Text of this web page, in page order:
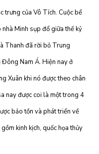
trưng của Vô Tích. Cuộc bể
Minh sụp đổ giữa thế kỷ
Thanh đã rời bỏ Trung
Đông Nam Á. Hiện nay ở
Xuân khi nó được theo chân
nay được coi là một trong 4
bảo tồn và phát triển về
kinh kịch, quốc họa thủy